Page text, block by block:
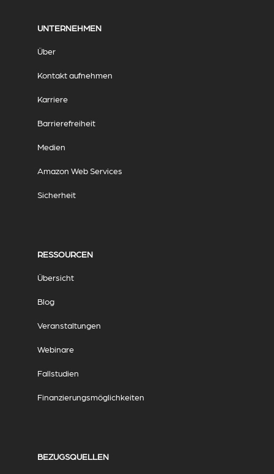
UNTERNEHMEN
Über
Kontakt aufnehmen
Karriere
Barrierefreiheit
Medien
Amazon Web Services
Sicherheit
RESSOURCEN
Übersicht
Blog
Veranstaltungen
Webinare
Fallstudien
Finanzierungsmöglichkeiten
BEZUGSQUELLEN